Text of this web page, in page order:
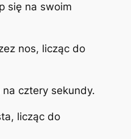
się na swoim
nos, licząc do
cztery sekundy.
licząc do